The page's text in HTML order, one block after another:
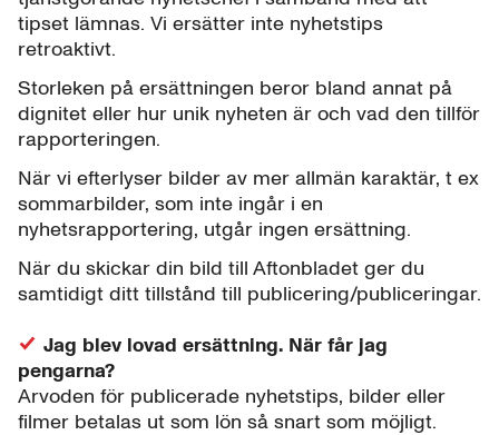
tipset lämnas. Vi ersätter inte nyhetstips
retroaktivt.
Storleken på ersättningen beror bland annat på
dignitet eller hur unik nyheten är och vad den tillför
rapporteringen.
När vi efterlyser bilder av mer allmän karaktär, t ex
sommarbilder, som inte ingår i en
nyhetsrapportering, utgår ingen ersättning.
När du skickar din bild till Aftonbladet ger du
samtidigt ditt tillstånd till publicering/publiceringar.
Jag blev lovad ersättning. När får jag
pengarna?
Arvoden för publicerade nyhetstips, bilder eller
filmer betalas ut som lön så snart som möjligt.